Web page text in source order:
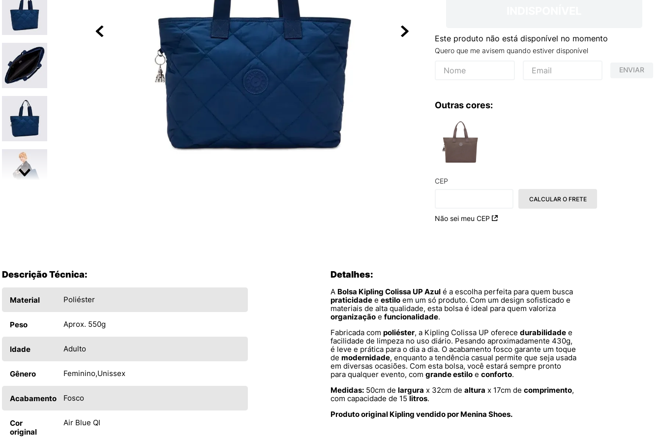
Este produto não está disponível no momento
Quero que me avisem quando estiver disponível
ENVIAR
Outras cores:
CEP
Não sei meu CEP
CALCULAR O FRETE
Descrição Técnica:
Material Poliéster
Peso Aprox. 550g
Idade Adulto
Gênero Feminino Unissex
Acabamento Fosco
Cor
original
Air Blue QI
Detalhes:
A Bolsa Kipling Colissa UP Azul é a escolha perfeita para quem busca
praticidade e estilo em um só produto. Com um design sofisticado e
materiais de alta qualidade, esta bolsa é ideal para quem valoriza
organização e funcionalidade.
Fabricada com poliéster, a Kipling Colissa UP oferece durabilidade e
facilidade de limpeza no uso diário. Pesando aproximadamente 430g,
é leve e prática para o dia a dia. O acabamento fosco garante um toque
de modernidade, enquanto a tendência casual permite que seja usada
em diversas ocasiões. Com esta bolsa, você estará sempre pronto
para qualquer evento, com grande estilo e conforto.
Medidas: 50cm de largura x 32cm de altura x 17cm de comprimento,
com capacidade de 15 litros.
Produto original Kipling vendido por Menina Shoes.